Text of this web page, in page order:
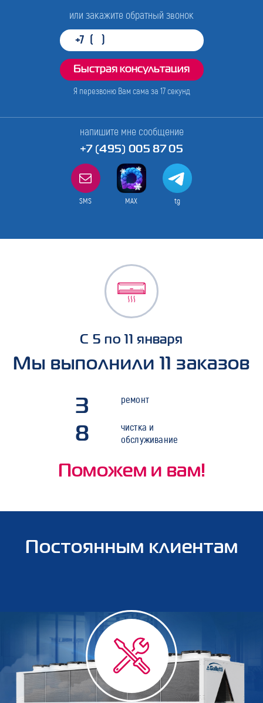
или закажите обратный звонок
Я перезвоню Вам сама за 17секунд
напишите мне сообщение
+7 (495) 005 87 05
SMS MAX tg
С 5 по 11 января
Мы выполнили 11 заказов
3 ремонт
8
чистка и
обслуживание
Поможем и вам!
Постоянным клиентам